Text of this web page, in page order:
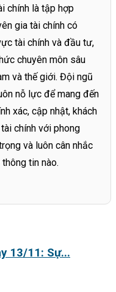
chính là tập hợp
gia tài chính có
tài chính và đầu tư,
chuyên môn sâu
và thế giới. Đội ngũ
nỗ lực để mang đến
xác, cập nhật, khách
chính với phong
và luôn cân nhắc
tin nào.
13/11: Sự...